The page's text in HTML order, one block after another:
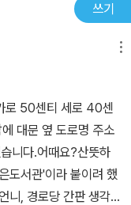
쓰기
로 50센티 세로 40센
대문 옆 도로명 주소
니다.어때요?산뜻하
도서관'이라 붙이려 했
니, 경로당 간판 생각하